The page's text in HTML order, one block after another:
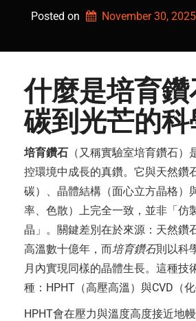
Posted on November 30, 2025
什麼是培育
碳到光芒的科
培育鑽石 （又稱實驗室培育鑽石）
控環境中成長的真鑽。它與天然鑽
碳）、晶體結構（面心立方晶格）
率、色散）上完全一致，並非「仿
晶」。關鍵差別在於來源：天然鑽
高溫數十億年，而培育鑽石則以科
月內實現同樣的晶體生長。這種技
種：HPHT（高壓高溫）與CVD（化
HPHT會在壓力與溫度高度接近地